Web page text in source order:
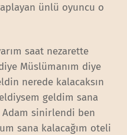
ünlü oyuncu o
saat nezarette
Müslümanım diye
nerede kalacaksın
geldim sana
Adam sinirlendi ben
sana kalacağım oteli